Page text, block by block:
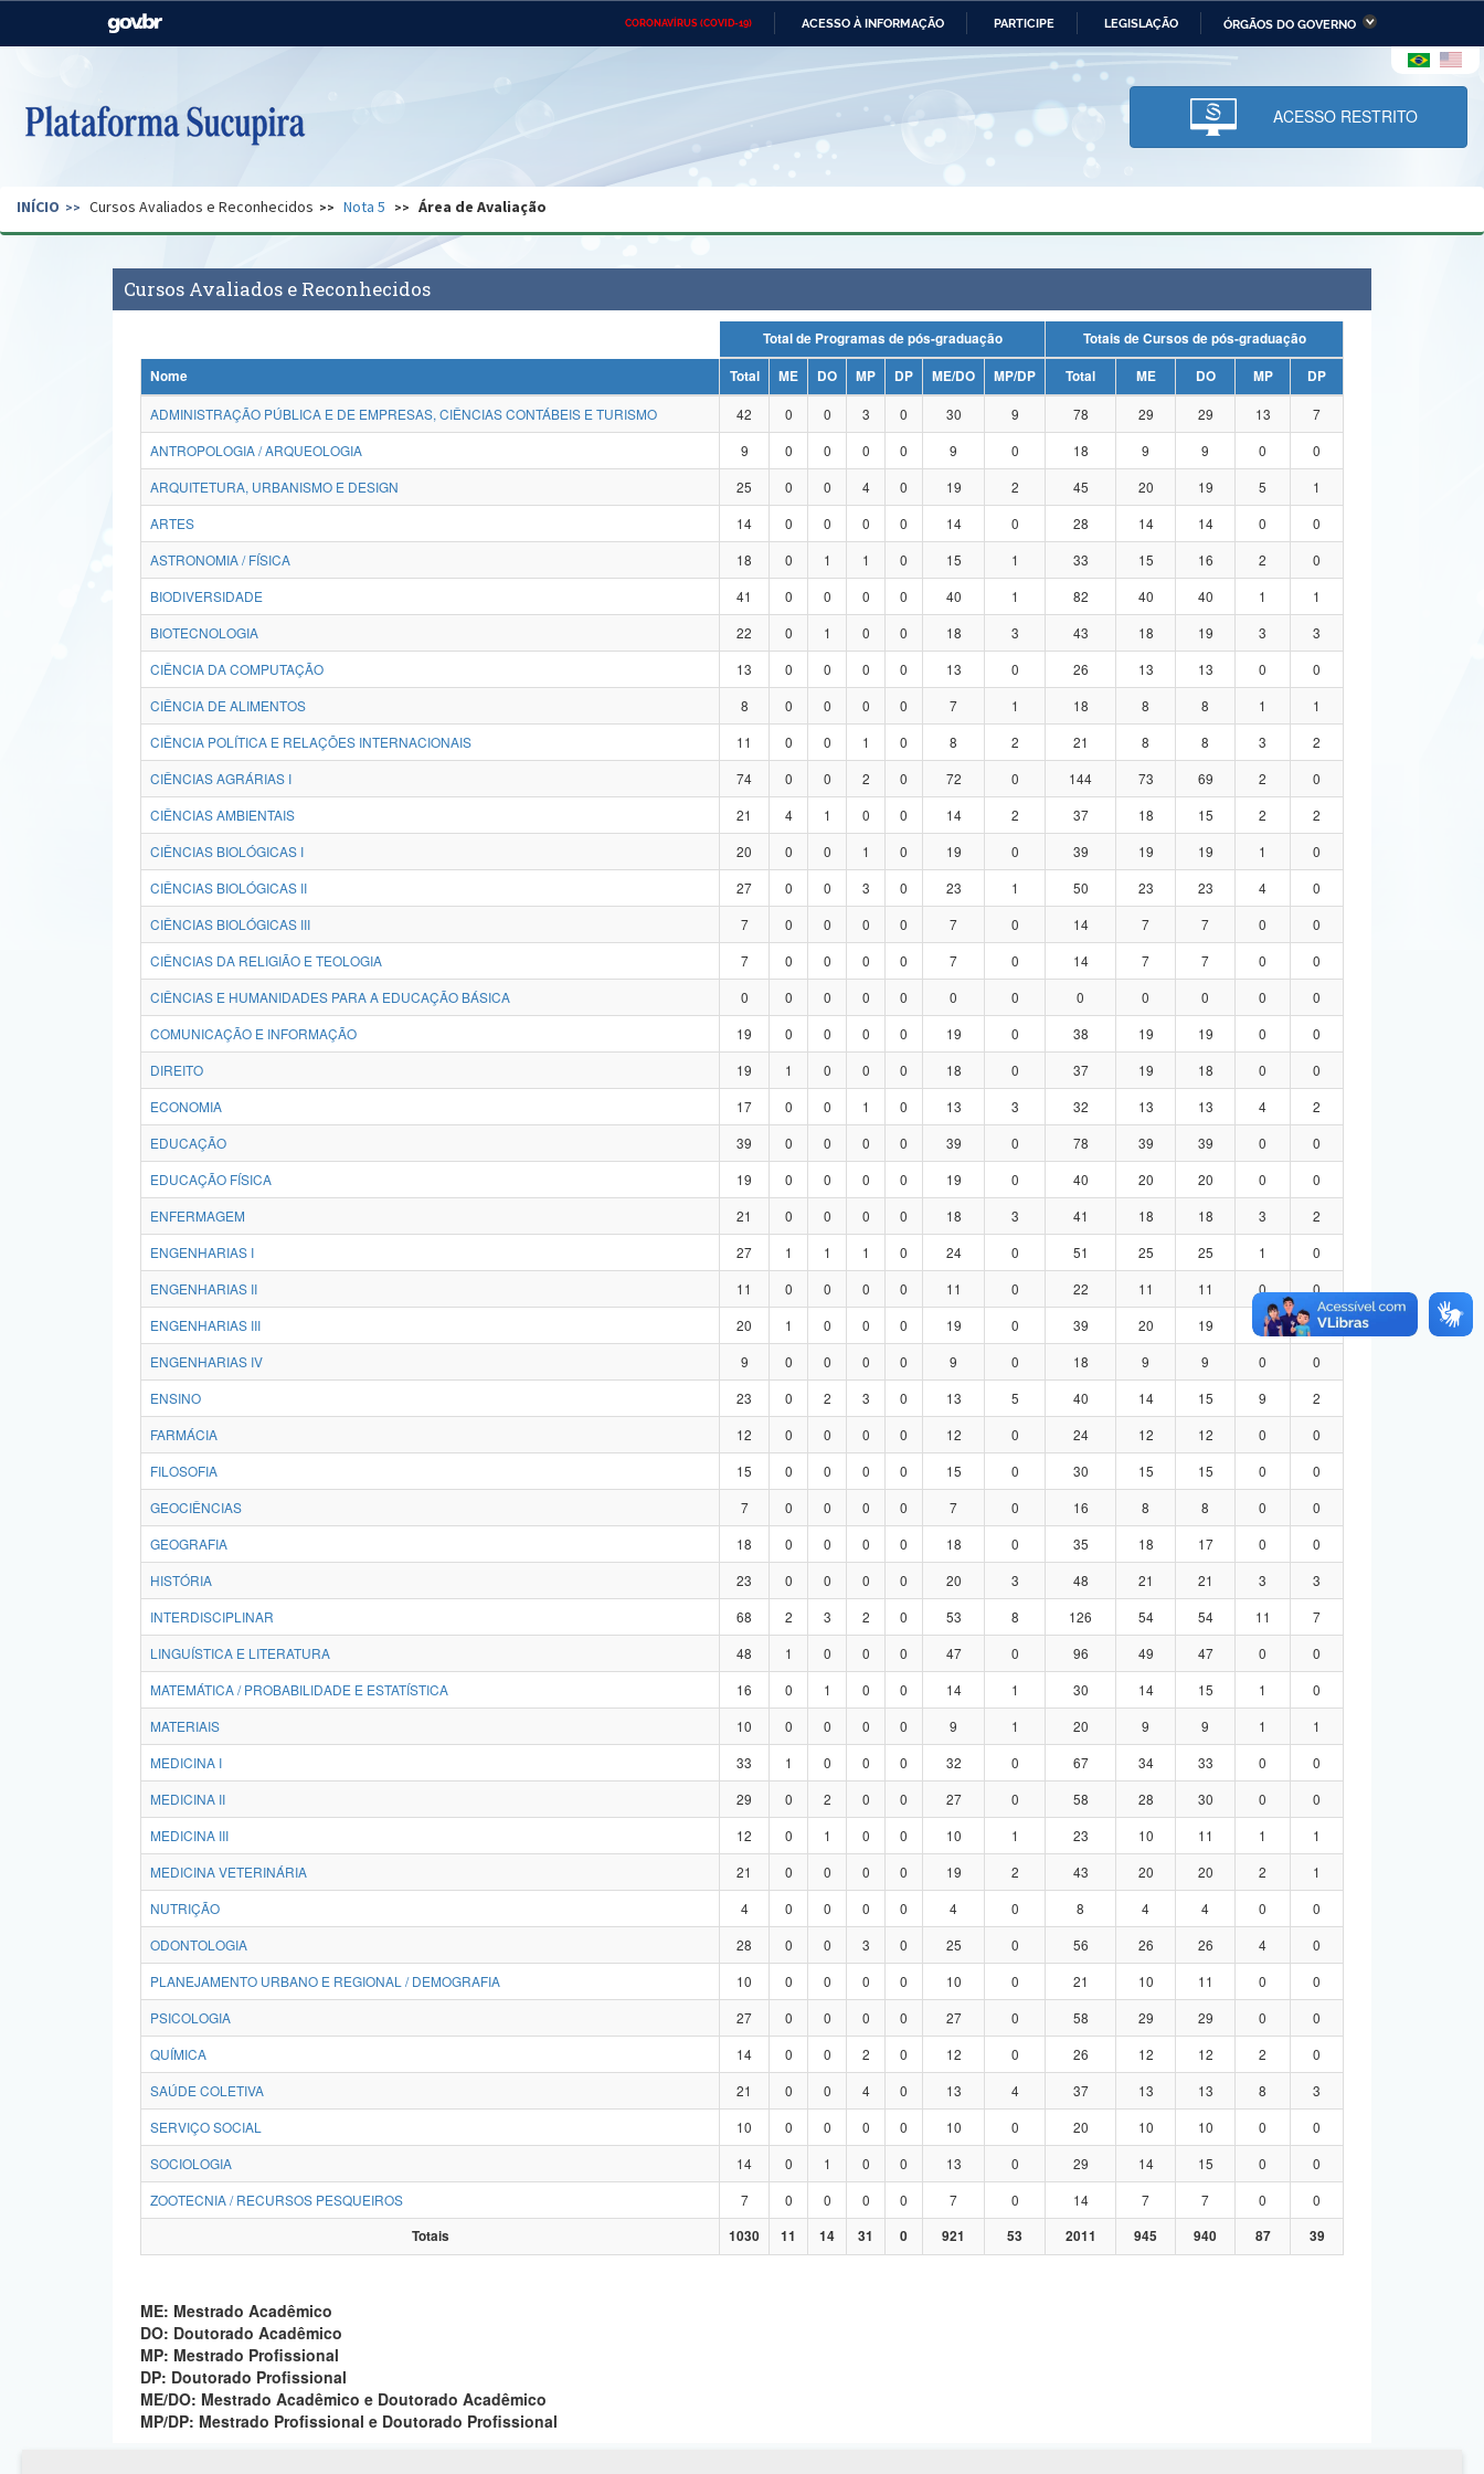
CORONAVÍRUS (COVID-19) ACESSO À INFORMAÇÃO PARTICIPE LEGISLAÇÃO ÓRGÃOS DO GOVERNO
Casa Civil Ministério das Relações Ministério da Economia Ministério da Infraestrutura
Pecuária e Abastecimento
Ministério da Ciência,
Tecnologia, Inovações e
Comunicações
Ministério do Desenvolvimento
Regional e dos Direitos Humanos
Secretaria de Governo Gabinete de Segurança Advocacia-Geral da União Banco Central do Brasil Planalto
ACESSO RESTRITO
INÍCIO Cursos Avaliados e Reconhecidos Nota 5 Área de Avaliação
Cursos Avaliados e Reconhecidos
Total de Programas de pós-graduação
Totais de Cursos de pós-graduação
Nome
Total ME DO MP DP ME/DO MP/DP Total ME DO MP
DP
ADMINISTRAÇÃO PÚBLICA E DE EMPRESAS, CIÊNCIAS CONTÁBEIS E TURISMO
42 0 0 3 0 30 9 78 29 29 13
7
ANTROPOLOGIA / ARQUEOLOGIA
9 0 0 0 0 9 0 18 9 9 0
0
ARQUITETURA, URBANISMO E DESIGN
25 0 0 4 0 19 2 45 20 19 5
1
ARTES
14 0 0 0 0 14 0 28 14 14 0
0
ASTRONOMIA / FÍSICA
18 0 1 1 0 15 1 33 15 16 2
0
BIODIVERSIDADE
41 0 0 0 0 40 1 82 40 40 1
1
BIOTECNOLOGIA
22 0 1 0 0 18 3 43 18 19 3
3
CIÊNCIA DA COMPUTAÇÃO
13 0 0 0 0 13 0 26 13 13 0
0
CIÊNCIA DE ALIMENTOS
8 0 0 0 0 7 1 18 8 8 1
1
CIÊNCIA POLÍTICA E RELAÇÕES INTERNACIONAIS
11 0 0 1 0 8 2 21 8 8 3
2
CIÊNCIAS AGRÁRIAS I
74 0 0 2 0 72 0 144 73 69 2
0
CIÊNCIAS AMBIENTAIS
21 4 1 0 0 14 2 37 18 15 2
2
CIÊNCIAS BIOLÓGICAS I
20 0 0 1 0 19 0 39 19 19 1
0
CIÊNCIAS BIOLÓGICAS II
27 0 0 3 0 23 1 50 23 23 4
0
CIÊNCIAS BIOLÓGICAS III
7 0 0 0 0 7 0 14 7 7 0
0
CIÊNCIAS DA RELIGIÃO E TEOLOGIA
7 0 0 0 0 7 0 14 7 7 0
0
CIÊNCIAS E HUMANIDADES PARA A EDUCAÇÃO BÁSICA
0 0 0 0 0 0 0 0 0 0 0
0
COMUNICAÇÃO E INFORMAÇÃO
19 0 0 0 0 19 0 38 19 19 0
0
DIREITO
19 1 0 0 0 18 0 37 19 18 0
0
ECONOMIA
17 0 0 1 0 13 3 32 13 13 4
2
EDUCAÇÃO
39 0 0 0 0 39 0 78 39 39 0
0
EDUCAÇÃO FÍSICA
19 0 0 0 0 19 0 40 20 20 0
0
ENFERMAGEM
21 0 0 0 0 18 3 41 18 18 3
2
ENGENHARIAS I
27 1 1 1 0 24 0 51 25 25 1
0
ENGENHARIAS II
11 0 0 0 0 11 0 22 11 11 0
0
ENGENHARIAS III
20 1 0 0 0 19 0 39 20 19 0
0
ENGENHARIAS IV
9 0 0 0 0 9 0 18 9 9 0
0
ENSINO
23 0 2 3 0 13 5 40 14 15 9
2
FARMÁCIA
12 0 0 0 0 12 0 24 12 12 0
0
FILOSOFIA
15 0 0 0 0 15 0 30 15 15 0
0
GEOCIÊNCIAS
7 0 0 0 0 7 0 16 8 8 0
0
GEOGRAFIA
18 0 0 0 0 18 0 35 18 17 0
0
HISTÓRIA
23 0 0 0 0 20 3 48 21 21 3
3
INTERDISCIPLINAR
68 2 3 2 0 53 8 126 54 54 11
7
LINGUÍSTICA E LITERATURA
48 1 0 0 0 47 0 96 49 47 0
0
MATEMÁTICA / PROBABILIDADE E ESTATÍSTICA
16 0 1 0 0 14 1 30 14 15 1
0
MATERIAIS
10 0 0 0 0 9 1 20 9 9 1
1
MEDICINA I
33 1 0 0 0 32 0 67 34 33 0
0
MEDICINA II
29 0 2 0 0 27 0 58 28 30 0
0
MEDICINA III
12 0 1 0 0 10 1 23 10 11 1
1
MEDICINA VETERINÁRIA
21 0 0 0 0 19 2 43 20 20 2
1
NUTRIÇÃO
4 0 0 0 0 4 0 8 4 4 0
0
ODONTOLOGIA
28 0 0 3 0 25 0 56 26 26 4
0
PLANEJAMENTO URBANO E REGIONAL / DEMOGRAFIA
10 0 0 0 0 10 0 21 10 11 0
0
PSICOLOGIA
27 0 0 0 0 27 0 58 29 29 0
0
QUÍMICA
14 0 0 2 0 12 0 26 12 12 2
0
SAÚDE COLETIVA
21 0 0 4 0 13 4 37 13 13 8
3
SERVIÇO SOCIAL
10 0 0 0 0 10 0 20 10 10 0
0
SOCIOLOGIA
14 0 1 0 0 13 0 29 14 15 0
0
ZOOTECNIA / RECURSOS PESQUEIROS
7 0 0 0 0 7 0 14 7 7 0
0
Totais
1030 11 14 31 0 921 53 2011 945 940 87 39
ME: Mestrado Acadêmico
DO: Doutorado Acadêmico
MP: Mestrado Profissional
DP: Doutorado Profissional
ME/DO: Mestrado Acadêmico e Doutorado Acadêmico
MP/DP: Mestrado Profissional e Doutorado Profissional